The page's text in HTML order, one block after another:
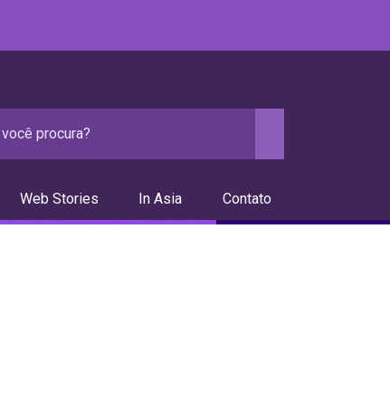
Web Stories In Asia Contato